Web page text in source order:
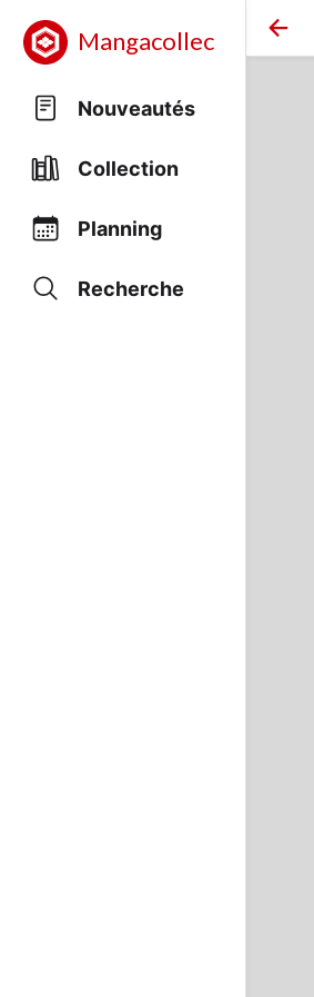
Mangacollec
Nouveautés
Collection
Planning
Recherche